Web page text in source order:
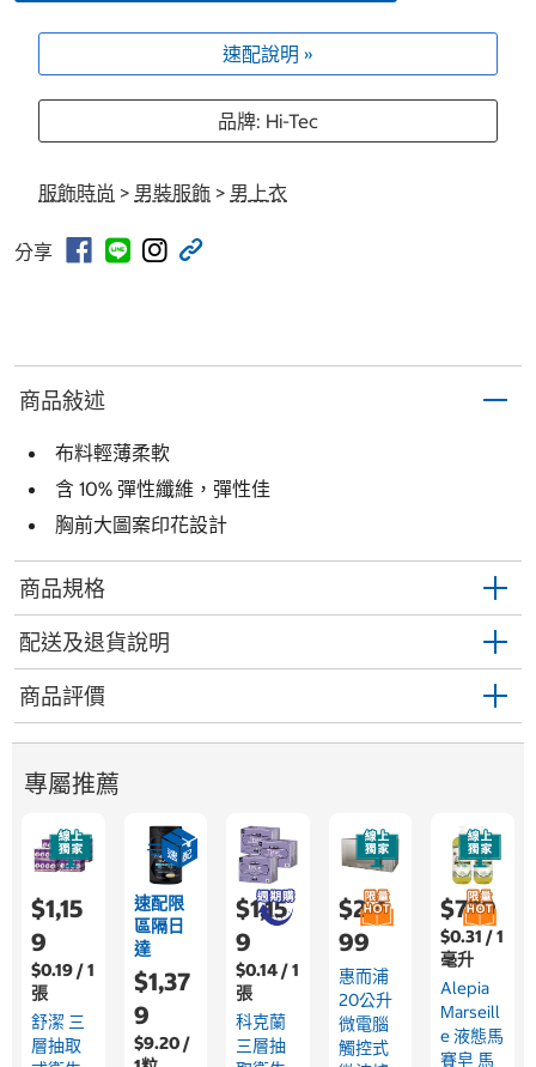
速配說明 »
品牌: Hi-Tec
服飾時尚 > 男裝服飾 > 男上衣
分享
商品敍述
布料輕薄柔軟
含 10% 彈性纖維，彈性佳
胸前大圖案印花設計
商品規格
配送及退貨說明
商品評價
專屬推薦
$1,15
9
$0.19 / 1
張
舒潔 三
層抽取
速配限
區隔日
達
$1,37
9
$9.20 /
$1,15
9
$0.14 / 1
張
科克蘭
三層抽
$2,4
99
惠而浦
20公升
微電腦
觸控式
$779
$0.31 / 1
毫升
Alepia
Marseill
E 液態馬
賽皂 馬